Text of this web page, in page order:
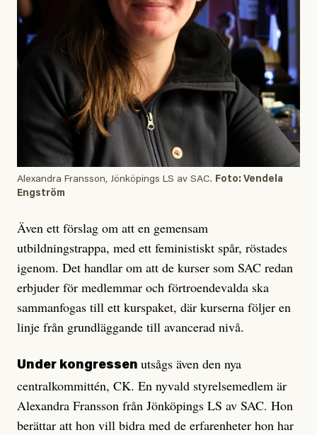
Alexandra Fransson, Jönköpings LS av SAC. Foto: Vendela
Engström
Även ett förslag om att en gemensam
utbildningstrappa, med ett feministiskt spår, röstades
igenom. Det handlar om att de kurser som SAC redan
erbjuder för medlemmar och förtroendevalda ska
sammanfogas till ett kurspaket, där kurserna följer en
linje från grundläggande till avancerad nivå.
Under kongressen utsågs även den nya
centralkommittén, CK. En nyvald styrelsemedlem är
Alexandra Fransson från Jönköpings LS av SAC. Hon
berättar att hon vill bidra med de erfarenheter hon har